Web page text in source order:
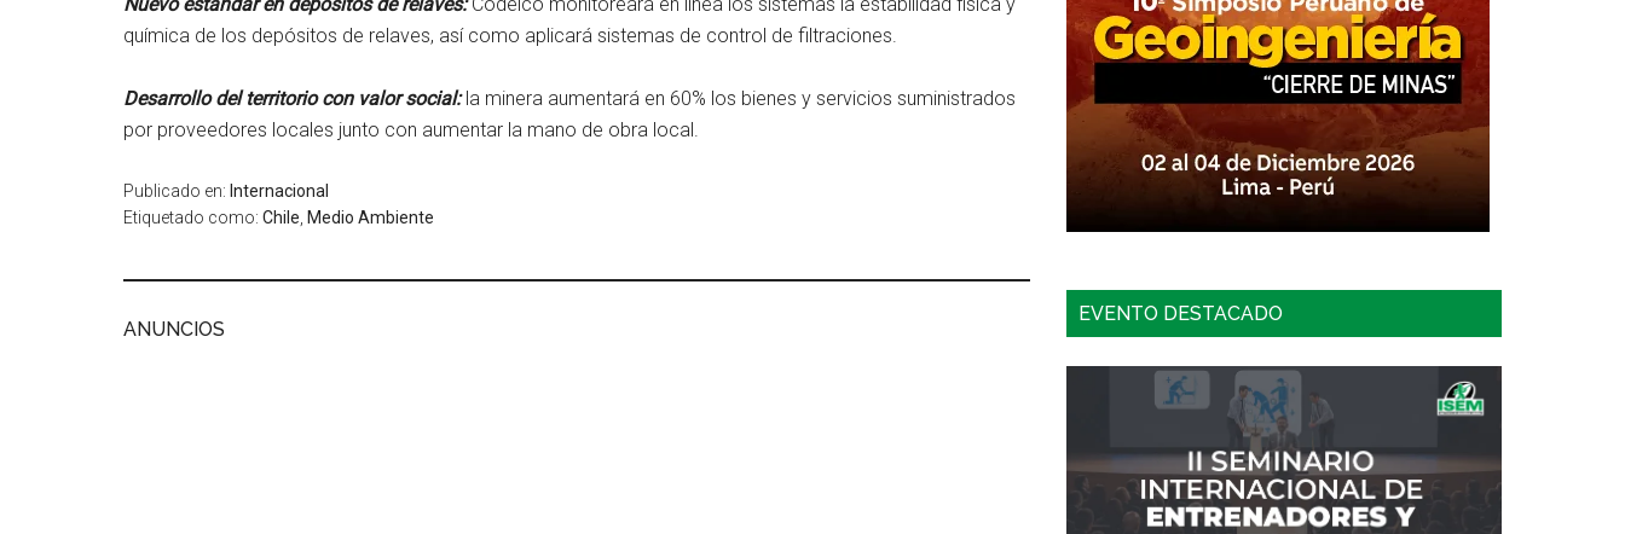
química de los depósitos de relaves, así como aplicará sistemas de control de filtraciones.
Desarrollo del territorio con valor social:la minera aumentará en 60% los bienes y servicios suministrados
por proveedores locales junto con aumentar la mano de obra local.
Publicado en: Internacional
Etiquetado como: Chile Medio Ambiente
ANUNCIOS
EVENTO DESTACADO